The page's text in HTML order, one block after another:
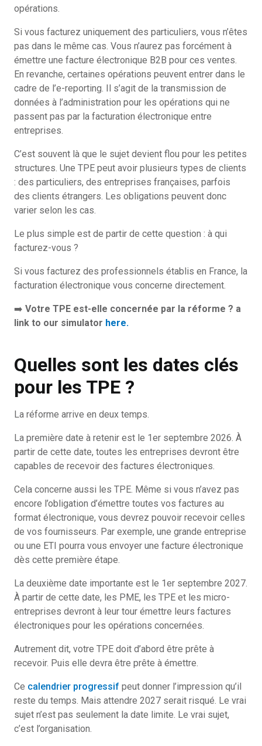
opérations.
Si vous facturez uniquement des particuliers, vous n’êtes
pas dans le même cas. Vous n’aurez pas forcément à
émettre une facture électronique B2B pour ces ventes.
En revanche, certaines opérations peuvent entrer dans le
cadre de l’e-reporting. Il s’agit de la transmission de
données à l’administration pour les opérations qui ne
passent pas par la facturation électronique entre
entreprises.
C’est souvent là que le sujet devient flou pour les petites
structures. Une TPE peut avoir plusieurs types de clients
: des particuliers, des entreprises françaises, parfois
des clients étrangers. Les obligations peuvent donc
varier selon les cas.
Le plus simple est de partir de cette question : à qui
facturez-vous ?
Si vous facturez des professionnels établis en France, la
facturation électronique vous concerne directement.
➡️ Votre TPE est-elle concernée par la réforme ? a
link to our simulator here.
Quelles sont les dates clés
pour les TPE ?
La réforme arrive en deux temps.
La première date à retenir est le 1er septembre 2026. À
partir de cette date, toutes les entreprises devront être
capables de recevoir des factures électroniques.
Cela concerne aussi les TPE. Même si vous n’avez pas
encore l’obligation d’émettre toutes vos factures au
format électronique, vous devrez pouvoir recevoir celles
de vos fournisseurs. Par exemple, une grande entreprise
ou une ETI pourra vous envoyer une facture électronique
dès cette première étape.
La deuxième date importante est le 1er septembre 2027.
À partir de cette date, les PME, les TPE et les micro-
entreprises devront à leur tour émettre leurs factures
électroniques pour les opérations concernées.
Autrement dit, votre TPE doit d’abord être prête à
recevoir. Puis elle devra être prête à émettre.
Ce calendrier progressif peut donner l’impression qu’il
reste du temps. Mais attendre 2027 serait risqué. Le vrai
sujet n’est pas seulement la date limite. Le vrai sujet,
c’est l’organisation.